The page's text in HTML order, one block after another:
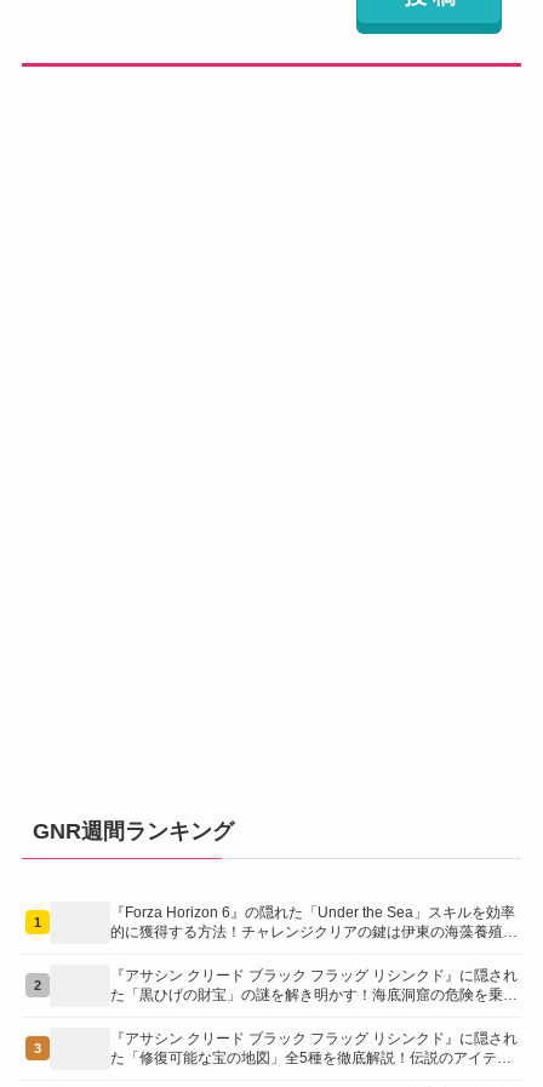
GNR週間ランキング
1
『Forza Horizon 6』の隠れた「Under the Sea」スキルを効率
的に獲得する方法！チャレンジクリアの鍵は伊東の海藻養殖場
2
『アサシン クリード ブラック フラッグ リシンクド』に隠され
た「黒ひげの財宝」の謎を解き明かす！海底洞窟の危険を乗り
3
『アサシン クリード ブラック フラッグ リシンクド』に隠され
た「修復可能な宝の地図」全5種を徹底解説！伝説のアイテム